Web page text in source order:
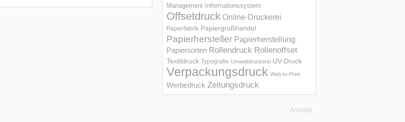
Management Informations­system
Offsetdruck Online-Druckerei
Papierfabrik Papiergroßhandel
Papierhersteller Papierherstellung
Papiersorten Rollendruck Rollenoffset
Textildruck Typografie Umweltdruckerei UV-Druck
Verpackungsdruck Web-to-Print
Werbedruck Zeitungsdruck
Anzeige